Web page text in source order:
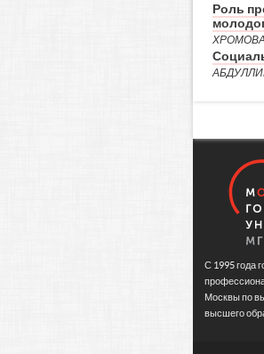
Роль
С 1995 года
Москвы по
высшего